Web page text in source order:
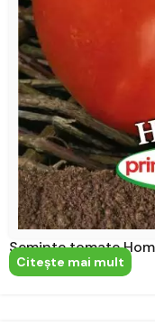
Seminte tomate
Citeşte mai mult